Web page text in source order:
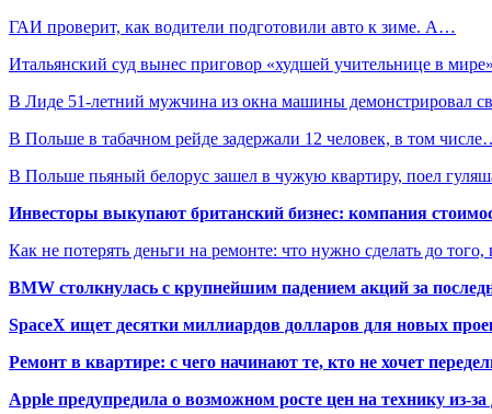
ГАИ проверит, как водители подготовили авто к зиме. А…
Итальянский суд вынес приговор «худшей учительнице в
В Лиде 51-летний мужчина из окна машины демонстрировал
В Польше в табачном рейде задержали 12 человек, в том
В Польше пьяный белорус зашел в чужую квартиру, поел
Инвесторы выкупают британский бизнес: компания
Как не потерять деньги на ремонте: что нужно сделать до того,
BMW столкнулась с крупнейшим падением акций за
SpaceX ищет десятки миллиардов долларов для новых
Ремонт в квартире: с чего начинают те, кто не хочет
Apple предупредила о возможном росте цен на технику из-